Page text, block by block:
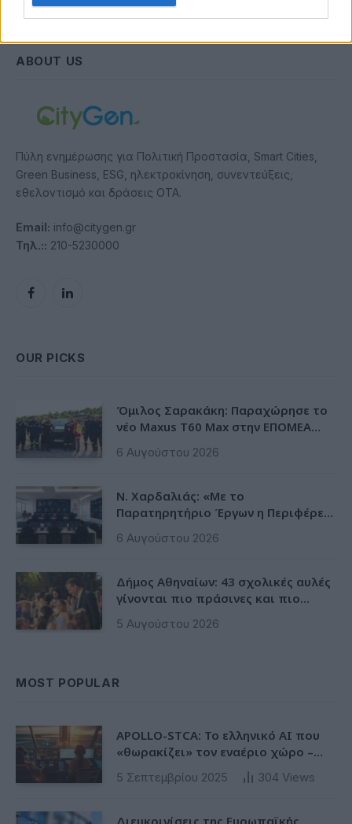
ABOUT US
Πύλη ενημέρωσης για Πολιτική Προστασία, Smart Cities,
Green Business, ESG, ηλεκτροκίνηση, συνεντεύξεις,
εθελοντισμό και δράσεις ΟΤΑ.
Email: info@citygen.gr
Τηλ.:: 210-5230000
FacebookLinkedIn
OUR PICKS
Όμιλος Σαρακάκη: Παραχώρησε το
νέο Maxus T60 Max στην ΕΠΟΜΕΑ
6 Αυγούστου 2026
Ν. Χαρδαλιάς: «Με το
Παρατηρητήριο Έργων η Περιφέρεια
ψηφιακό εργαλείο λογοδοσίας»
6 Αυγούστου 2026
Δήμος Αθηναίων: 43 σχολικές αυλές
γίνονται πιο πράσινες και πιο
5 Αυγούστου 2026
MOST POPULAR
APOLLO-STCA: Το ελληνικό AI που
«θωρακίζει» τον εναέριο χώρο –
Φως στην έλλειψη ασφάλειας στα
αεροδρόμια
5 Σεπτεμβρίου 2025 304 Views
Διευκρινίσεις της Ευρωπαϊκής